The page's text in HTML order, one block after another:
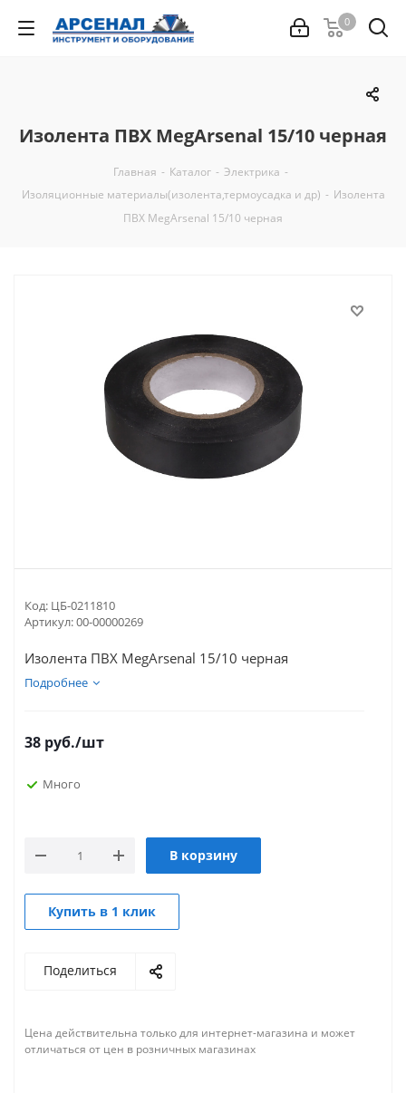
0
Изолента ПВХ MegArsenal 15/10 черная
Главная - Каталог - Электрика -
Изоляционные материалы(изолента,термоусадка и др) - Изолента
ПВХ MegArsenal 15/10 черная
Код: ЦБ-0211810
Артикул:00-00000269
Изолента ПВХ MegArsenal 15/10 черная
Подробнее
38 руб./шт
Много
В корзину
Купить в 1 клик
Поделиться
Цена действительна только для интернет-магазина и может
отличаться от цен в розничных магазинах